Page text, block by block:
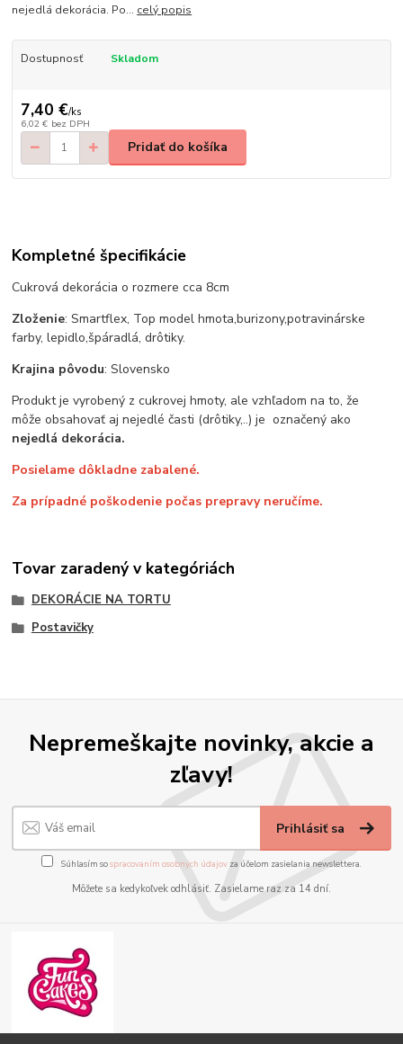
nejedlá dekorácia. Po... celý popis
Dostupnosť Skladom
7,40 €/ks
6,02 € bez DPH
Pridať do košíka
Kompletné špecifikácie
Cukrová dekorácia o rozmere cca 8cm
Zloženie: Smartflex, Top model hmota,burizony,potravinárske
farby, lepidlo,špáradlá, drôtiky.
Krajina pôvodu: Slovensko
Produkt je vyrobený z cukrovej hmoty, ale vzhľadom na to, že
môže obsahovať aj nejedlé časti (drôtiky,..) je označený ako
nejedlá dekorácia.
Posielame dôkladne zabalené.
Za prípadné poškodenie počas prepravy neručíme.
Tovar zaradený v kategóriách
DEKORÁCIE NA TORTU
Postavičky
Nepremeškajte novinky, akcie a
zľavy!
Prihlásiť sa
Súhlasím sospracovaním osobných údajov za účelom zasielania newslettera.
Môžete sa kedykoľvek odhlásiť. Zasielame raz za 14 dní.